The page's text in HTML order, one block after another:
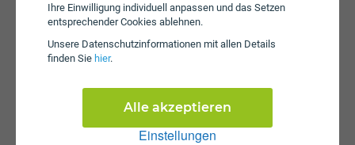
Ihre Einwilligung individuell anpassen und das Setzen
entsprechender Cookies ablehnen.
Unsere Daten­schutz­informationen mit allen Details
finden Sie hier.
Einstellungen
Alle akzeptieren
Fristen
Die Vertragslaufzeit bei Internet Flex 75 + TV S beträgt 24
Monate. Die Kündigungsfrist beträgt 1 Monat.